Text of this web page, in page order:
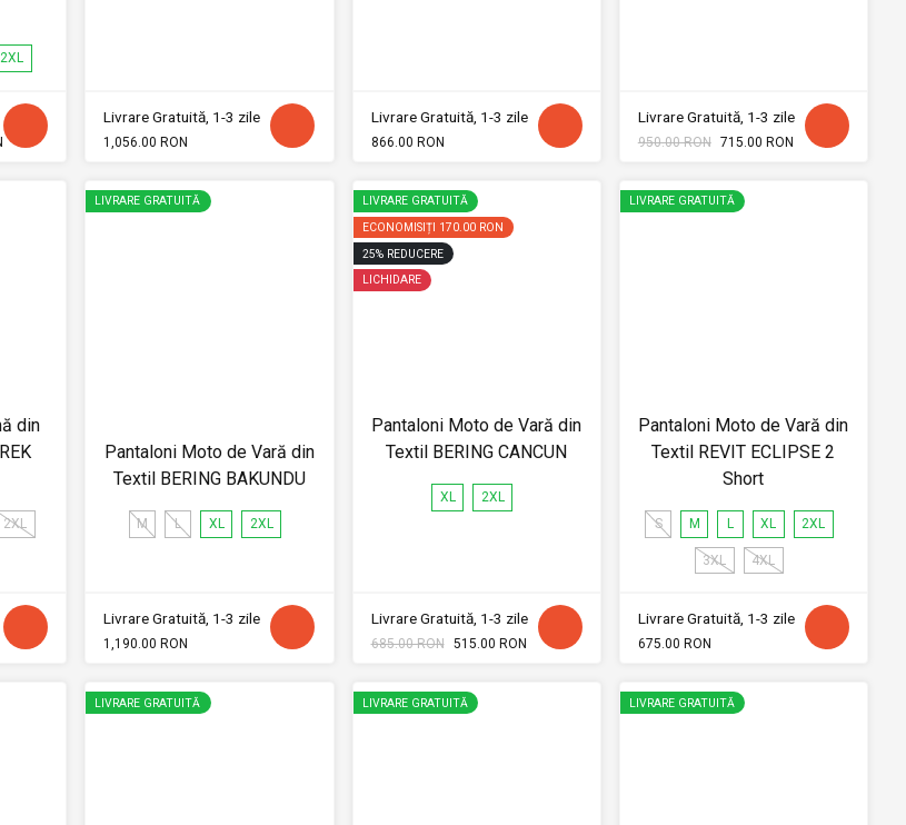
2XL
Livrare Gratuită, 1-3 zile
1,056.00 RON
Livrare Gratuită, 1-3 zile
866.00 RON
Livrare Gratuită, 1-3 zile
950.00 RON 715.00 RON
din
2XL
LIVRARE GRATUITĂ
Pantaloni Moto de Vară din
Textil BERING BAKUNDU
M L XL 2XL
Livrare Gratuită, 1-3 zile
1,190.00 RON
LIVRARE GRATUITĂ
ECONOMISIȚI 170.00 RON
25% REDUCERE
LICHIDARE
Pantaloni Moto de Vară din
Textil BERING CANCUN
XL 2XL
Livrare Gratuită, 1-3 zile
685.00 RON 515.00 RON
LIVRARE GRATUITĂ
Pantaloni Moto de Vară din
Textil REVIT ECLIPSE 2
Short
S M L XL 2XL
3XL 4XL
Livrare Gratuită, 1-3 zile
675.00 RON
LIVRARE GRATUITĂ LIVRARE GRATUITĂ LIVRARE GRATUITĂ